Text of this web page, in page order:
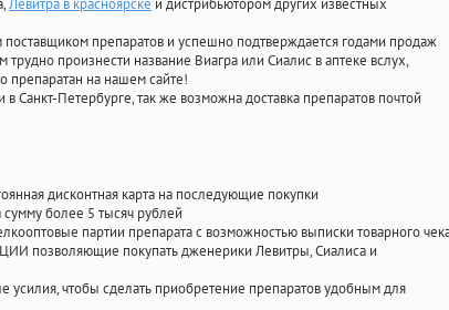
,Левитра в красноярске и дистрибьютором других известных
поставщиком препаратов и успешно подтверждается годами продаж
произнести название Виагра или Сиалис в аптеке вслух,
препаратан на нашем сайте!
Санкт-Петербурге, так же возможна доставка препаратов почтой
дисконтная карта на последующие покупки
сумму более 5 тысяч рублей
партии препарата с возможностью выписки товарного
позволяющие покупать дженерики Левитры, Сиалиса и
чтобы сделать приобретение препаратов удобным для